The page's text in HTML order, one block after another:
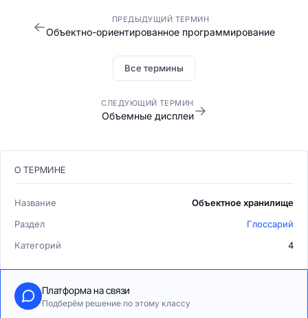
← ПРЕДЫДУЩИЙ ТЕРМИН
Объектно-ориентированное программирование
Все термины
СЛЕДУЮЩИЙ ТЕРМИН
Объемные дисплеи→
О ТЕРМИНЕ
Название
Объектное хранилище
Раздел
Глоссарий
Категорий
4
Платформа на связи
Подберём решение по этому классу